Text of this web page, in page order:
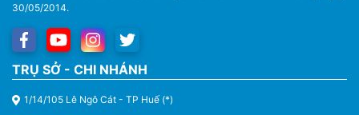
Thuê Xe Du Lịch Tại Huế – Từ 4 Chỗ Đến 45 Chỗ
30/05/2014.
TRỤ SỞ - CHI NHÁNH
1/14/105 Lê Ngô Cát - TP Huế (*)